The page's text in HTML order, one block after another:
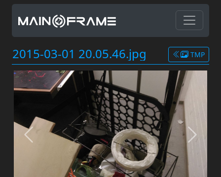
2015-03-01 20.05.46.jpg TMP